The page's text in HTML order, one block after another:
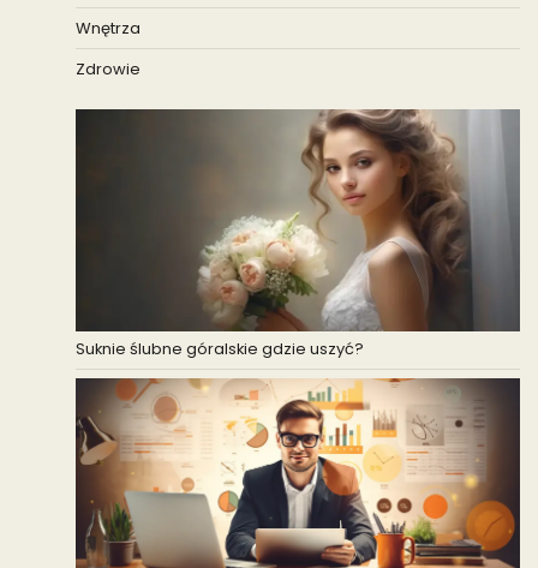
Wnętrza
Zdrowie
Suknie ślubne góralskie gdzie uszyć?